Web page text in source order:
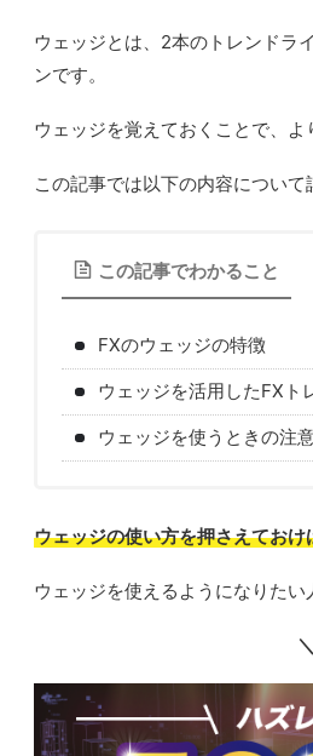
ウェッジとは、2本のトレンドラ
ンです。
ウェッジを覚えておくことで、よ
この記事では以下の内容について
この記事でわかること
FXのウェッジの特徴
ウェッジを活用したFXト
ウェッジを使うときの注
ウェッジの使い方を押さえてお
ウェッジを使えるようになりたい